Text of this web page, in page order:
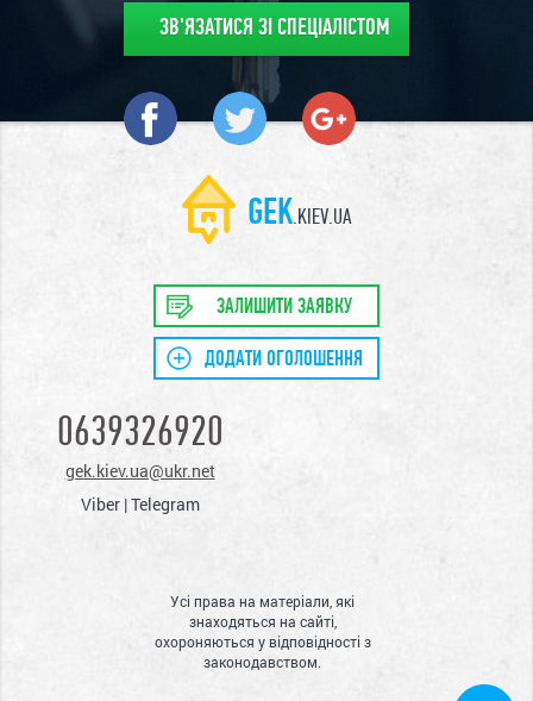
GEK.KIEV.UA
ЗАЛИШИТИ ЗАЯВКУ
ДОДАТИ ОГОЛОШЕННЯ
0639326920
gek.kiev.ua@ukr.net
Viber | Telegram
Усі права на матеріали, які
знаходяться на сайті,
охороняються у відповідності з
законодавством.